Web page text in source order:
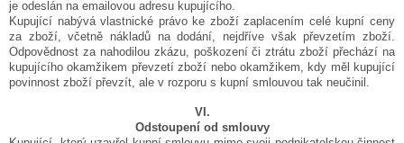
je odeslán na emailovou adresu kupujícího.
Kupující nabývá vlastnické právo ke zboží zaplacením celé kupní ceny
za zboží, včetně nákladů na dodání, nejdříve však převzetím zboží.
Odpovědnost za nahodilou zkázu, poškození či ztrátu zboží přechází na
kupujícího okamžikem převzetí zboží nebo okamžikem, kdy měl kupující
povinnost zboží převzít, ale v rozporu s kupní smlouvou tak neučinil.
VI.
Odstoupení od smlouvy